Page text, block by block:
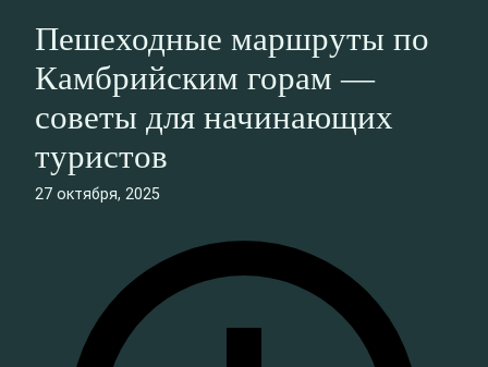
Пешеходные маршруты по
Камбрийским горам —
советы для начинающих
туристов
27 октября, 2025